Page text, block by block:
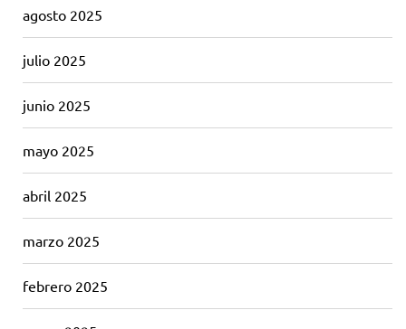
agosto 2025
julio 2025
junio 2025
mayo 2025
abril 2025
marzo 2025
febrero 2025